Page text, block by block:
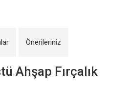
Önerileriniz
Ahşap Fırçalık